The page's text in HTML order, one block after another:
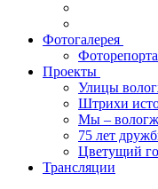
Фотогалерея
Проекты
Улицы
Штрихи
Мы –
75 лет
Цветущий
Трансляции